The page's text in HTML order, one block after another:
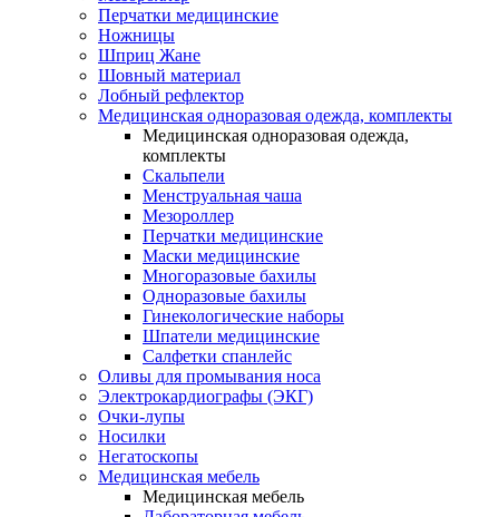
Перчатки медицинские
Ножницы
Шприц Жане
Шовный материал
Лобный рефлектор
Медицинская одноразовая одежда, комплекты
Медицинская одноразовая одежда,
комплекты
Скальпели
Менструальная чаша
Мезороллер
Перчатки медицинские
Маски медицинские
Многоразовые бахилы
Одноразовые бахилы
Гинекологические наборы
Шпатели медицинские
Салфетки спанлейс
Оливы для промывания носа
Электрокардиографы (ЭКГ)
Очки-лупы
Носилки
Негатоскопы
Медицинская мебель
Медицинская мебель